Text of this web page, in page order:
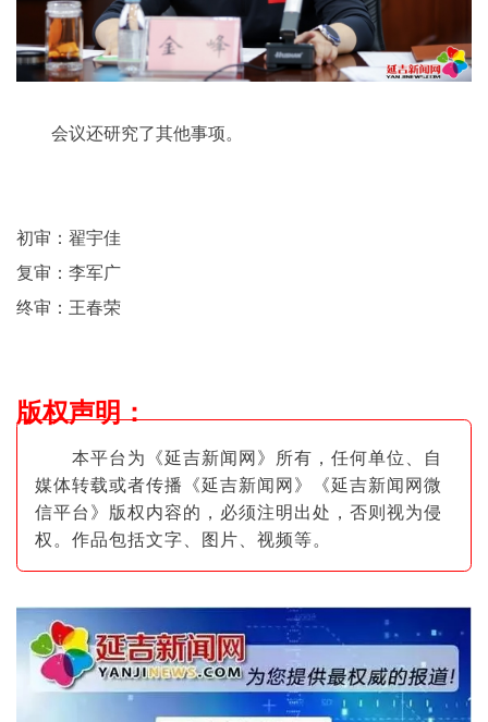
会议还研究了其他事项。
初审：翟宇佳
复审：李军广
终审：王春荣
版权声明：
本平台为《延吉新闻网》所有，任何单位、自
媒体转载或者传播《延吉新闻网》《延吉新闻网微
信平台》版权内容的，必须注明出处，否则视为侵
权。作品包括文字、图片 、视频等。